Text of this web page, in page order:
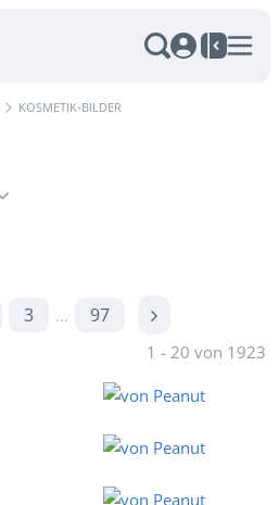
KOSMETIK-BILDER
3 ... 97
1 - 20 von 1923